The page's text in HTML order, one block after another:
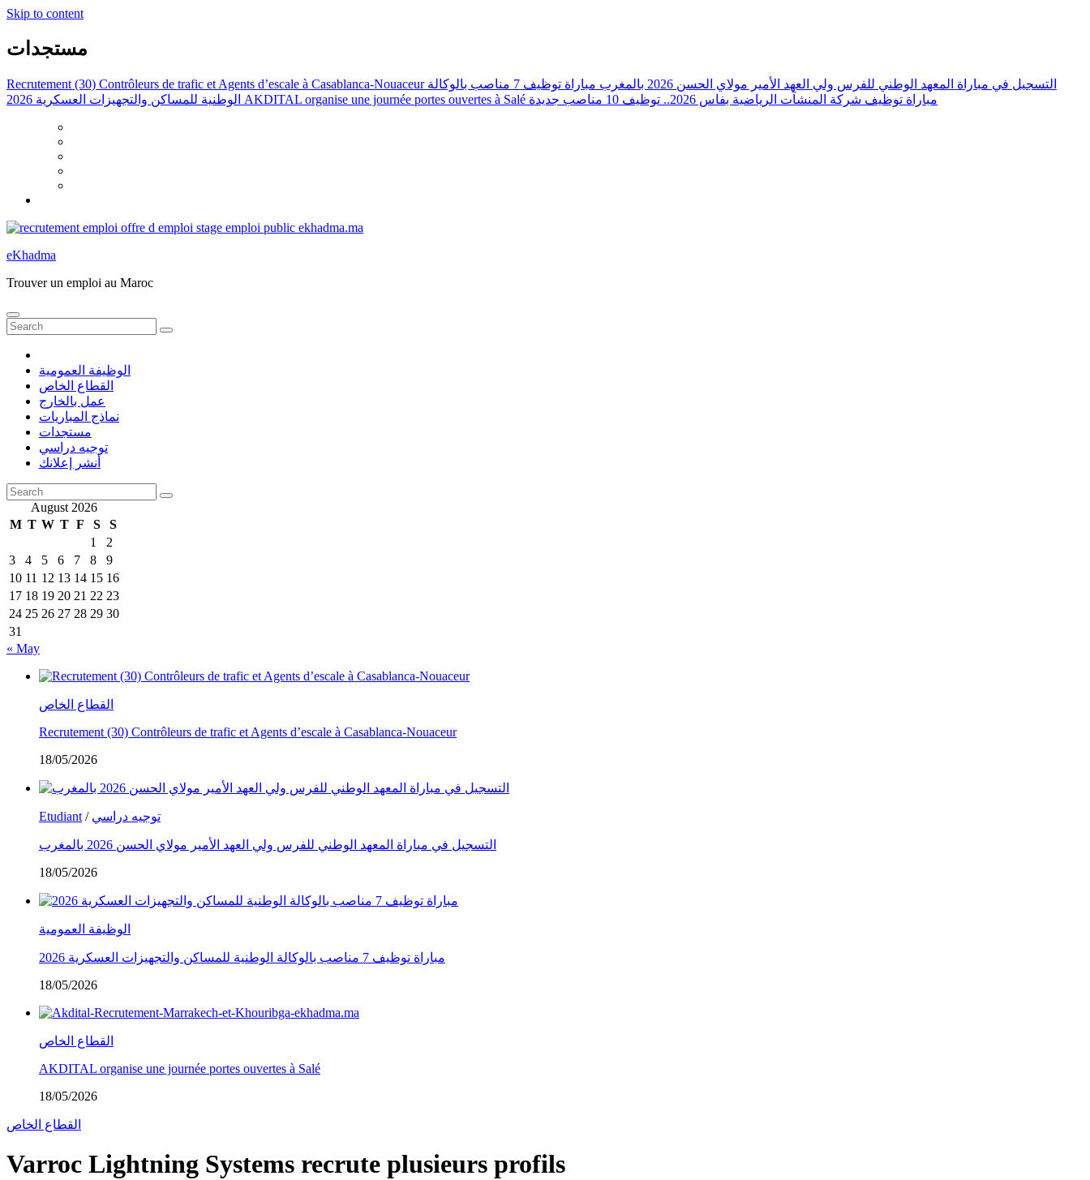
Skip to content
مستجدات
Recrutement (30) Contrôleurs de trafic et Agents d’escale à Casablanca-Nouaceur التسجيل في مباراة المعهد الوطني للفرس ولي العهد الأمير مولاي الحسن 2026 بالمغرب
مباراة توظيف 7 مناصب بالوكالة
الوطنية للمساكن والتجهيزات العسكرية 2026 AKDITAL organise une journée portes ouvertes à Salé مباراة توظيف شركة المنشآت الرياضية بفاس 2026.. توظيف 10 مناصب جديدة
eKhadma
Trouver un emploi au Maroc
الوظيفة العمومية
القطاع الخاص
عمل بالخارج
نماذج المباريات
مستجدات
توجيه دراسي
أنشر إعلانك
August 2026
M T W T F S
S
1
2
3
4 5 6 7 8
9
10 11 12 13 14 15 16
17 18 19 20 21 22 23
24 25 26 27 28 29 30
31
« May
القطاع الخاص
Recrutement (30) Contrôleurs de trafic et Agents d’escale à Casablanca-Nouaceur
18/05/2026
Etudiant / توجيه دراسي
التسجيل في مباراة المعهد الوطني للفرس ولي العهد الأمير مولاي الحسن 2026 بالمغرب
18/05/2026
الوظيفة العمومية
مباراة توظيف 7 مناصب بالوكالة الوطنية للمساكن والتجهيزات العسكرية 2026
18/05/2026
القطاع الخاص
AKDITAL organise une journée portes ouvertes à Salé
18/05/2026
القطاع الخاص
Varroc Lightning Systems recrute plusieurs profils